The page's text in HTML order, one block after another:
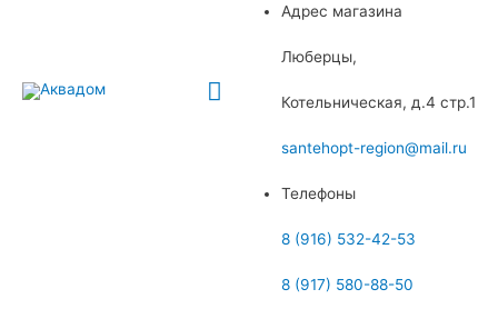
Главное
Адрес магазина
Люберцы,
Котельническая, д.4 стр.1
santehopt-region@mail.ru
Телефоны
8 (916) 532-42-53
8 (917) 580-88-50